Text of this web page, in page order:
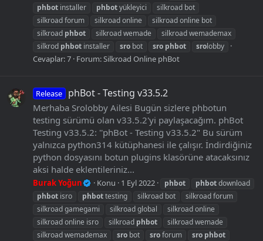
phbot installer phbotyükleyici
silkroad bot
silkroad forum
silkroad online
silkroad online bot
silkroad phbot silkroad wemade
silkroad wemademax
silkrod phbot installer sro bot sro phbot srolobby
Cevaplar: 7 Forum:Silkroad Online phBot
Release phBot - Testing v33.5.2
Merhaba Srolobby Ailesi Bugün sizlere phbotun
testing sürümü olan v33.5.2'yi paylaşacağım. phBot
Testing v33.5.2: ''phBot - Testing v33.5.2" Bu sürüm
yalnızca python314 kütüphanesi ile çalışır. İndirdiğiniz
python dosyasını botun plugins klasörüne atacaksınız
aksi halde eklentileriniz...
Burak Yoğun Konu 1 Eyl 2022 phbot phbotdownload
phbot isro phbottesting silkroad bot
silkroad forum
silkroad gamegami
silkroad global
silkroad online
silkroad online isro
silkroad phbot
silkroad wemade
silkroad wemademax
sro bot sroforum sro phbot